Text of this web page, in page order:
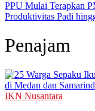
PPU Mulai Terapkan
Produktivitas Padi
Penajam
IKN Nusantara